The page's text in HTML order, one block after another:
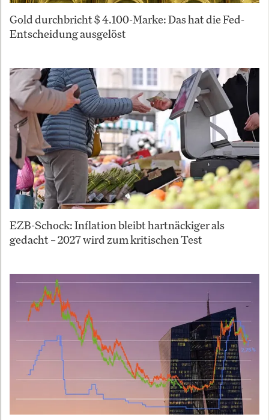
Gold durchbricht $ 4.100-Marke: Das hat die Fed-
Entscheidung ausgelöst
EZB-Schock: Inflation bleibt hartnäckiger als
gedacht – 2027 wird zum kritischen Test